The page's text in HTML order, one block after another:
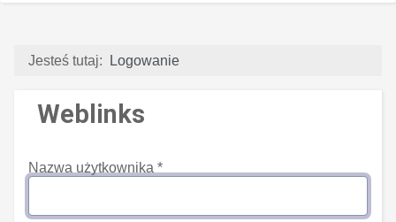
Jesteś tutaj: Logowanie
Weblinks
Nazwa użytkownika *